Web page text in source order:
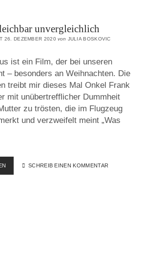
unvergleichlich
26. DEZEMBER 2020von JULIA BOSKOVIC
ist ein Film, der bei unseren
– besonders an Weihnachten. Die
treibt mir dieses Mal Onkel Frank
mit unübertrefflicher Dummheit
zu trösten, die im Flugzeug
und verzweifelt meint „Was
UNVERGLEICHBAR
UNVERGLEICHLICH
SCHREIB EINEN KOMMENTAR